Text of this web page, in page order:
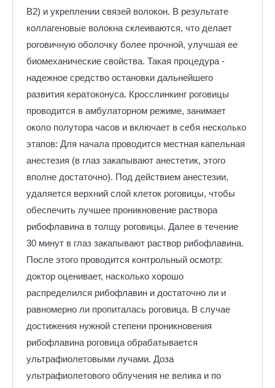
B2) и укреплении связей волокон. В результате
коллагеновые волокна склеиваются, что делает
роговичную оболочку более прочной, улучшая ее
биомеханические свойства. Такая процедура -
надежное средство остановки дальнейшего
развития кератоконуса. Кросслинкинг роговицы
проводится в амбулаторном режиме, занимает
около полутора часов и включает в себя несколько
этапов: Для начала проводится местная капельная
анестезия (в глаз закапывают анестетик, этого
вполне достаточно). Под действием анестезии,
удаляется верхний слой клеток роговицы, чтобы
обеспечить лучшее проникновение раствора
рибофлавина в толщу роговицы. Далее в течение
30 минут в глаз закапывают раствор рибофлавина.
После этого проводится контрольный осмотр:
доктор оценивает, насколько хорошо
распределился рибофлавин и достаточно ли и
равномерно ли пропиталась роговица. В случае
достижения нужной степени проникновения
рибофлавина роговица обрабатывается
ультрафиолетовыми лучами. Доза
ультрафиолетового облучения не велика и по